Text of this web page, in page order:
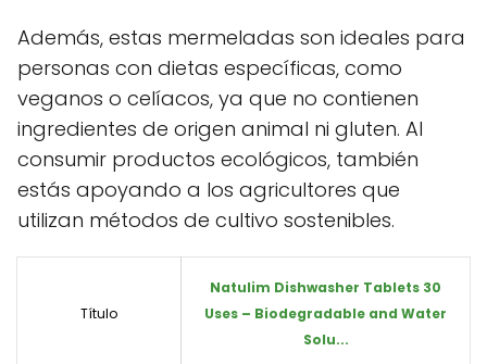
Además, estas mermeladas son ideales para
personas con dietas específicas, como
veganos o celíacos, ya que no contienen
ingredientes de origen animal ni gluten. Al
consumir productos ecológicos, también
estás apoyando a los agricultores que
utilizan métodos de cultivo sostenibles.
Título
Natulim Dishwasher Tablets 30
Uses – Biodegradable and Water
Solu...